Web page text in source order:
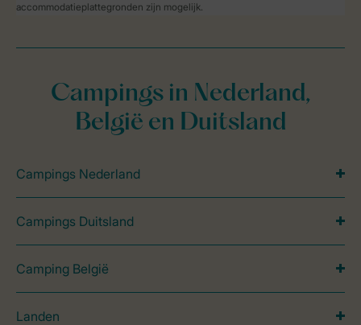
accommodatieplattegronden zijn mogelijk.
Campings in Nederland,
België en Duitsland
Campings Nederland
Campings Duitsland
Camping België
Landen